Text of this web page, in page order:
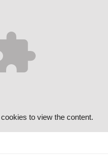
cookies to view the content.